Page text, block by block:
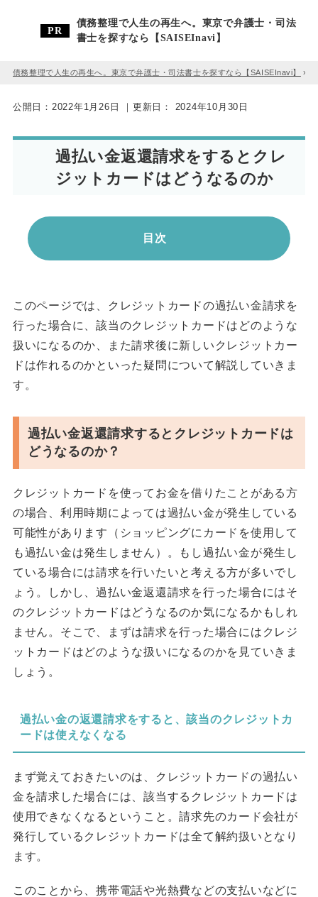
債務整理で人生の再生へ。東京で弁護士・司法
書士を探すなら【SAISEInavi】
債務整理で人生の再生へ。東京で弁護士・司法書士を探すなら【SAISEInavi】 »
公開日： 2022年1月26日 ｜更新日： 2024年10月30日
過払い金返還請求をするとクレ
ジットカードはどうなるのか
目次
このページでは、クレジットカードの過払い金請求を
行った場合に、該当のクレジットカードはどのような
扱いになるのか、また請求後に新しいクレジットカー
ドは作れるのかといった疑問について解説していきま
す。
過払い金返還請求するとクレジットカードは
どうなるのか？
クレジットカードを使ってお金を借りたことがある方
の場合、利用時期によっては過払い金が発生している
可能性があります（ショッピングにカードを使用して
も過払い金は発生しません）。もし過払い金が発生し
ている場合には請求を行いたいと考える方が多いでし
ょう。しかし、過払い金返還請求を行った場合にはそ
のクレジットカードはどうなるのか気になるかもしれ
ません。そこで、まずは請求を行った場合にはクレジ
ットカードはどのような扱いになるのかを見ていきま
しょう。
過払い金の返還請求をすると、該当のクレジットカ
ードは使えなくなる
まず覚えておきたいのは、クレジットカードの過払い
金を請求した場合には、該当するクレジットカードは
使用できなくなるということ。請求先のカード会社が
発行しているクレジットカードは全て解約扱いとなり
ます。
このことから、携帯電話や光熱費などの支払いなどに